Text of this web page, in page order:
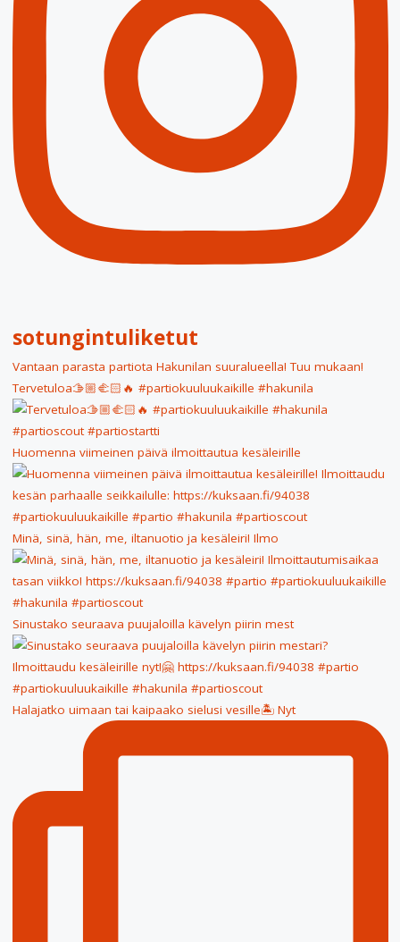
sotungintuliketut
Vantaan parasta partiota Hakunilan suuralueella! Tuu mukaan!
Tervetuloa🫱🏼‍🫲🏻🔥 #partiokuuluukaikille #hakunila
Huomenna viimeinen päivä ilmoittautua kesäleirille
Minä, sinä, hän, me, iltanuotio ja kesäleiri! Ilmo
Sinustako seuraava puujaloilla kävelyn piirin mest
Halajatko uimaan tai kaipaako sielusi vesille🏝 Nyt